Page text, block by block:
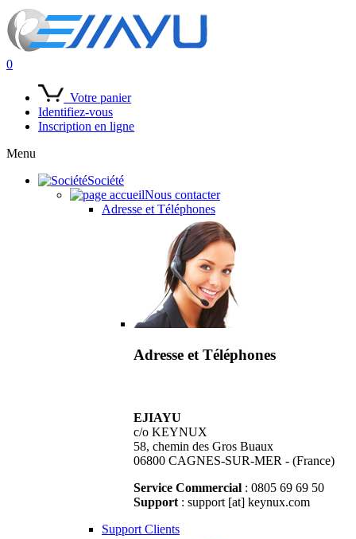
0
Votre panier
Identifiez-vous
Inscription en ligne
Menu
Société
Nous contacter
Adresse et Téléphones
Adresse et Téléphones
EJIAYU
c/o KEYNUX
58, chemin des Gros Buaux
06800 CAGNES-SUR-MER - (France)
Service Commercial : 0805 69 69 50
Support : support [at] keynux.com
Support Clients